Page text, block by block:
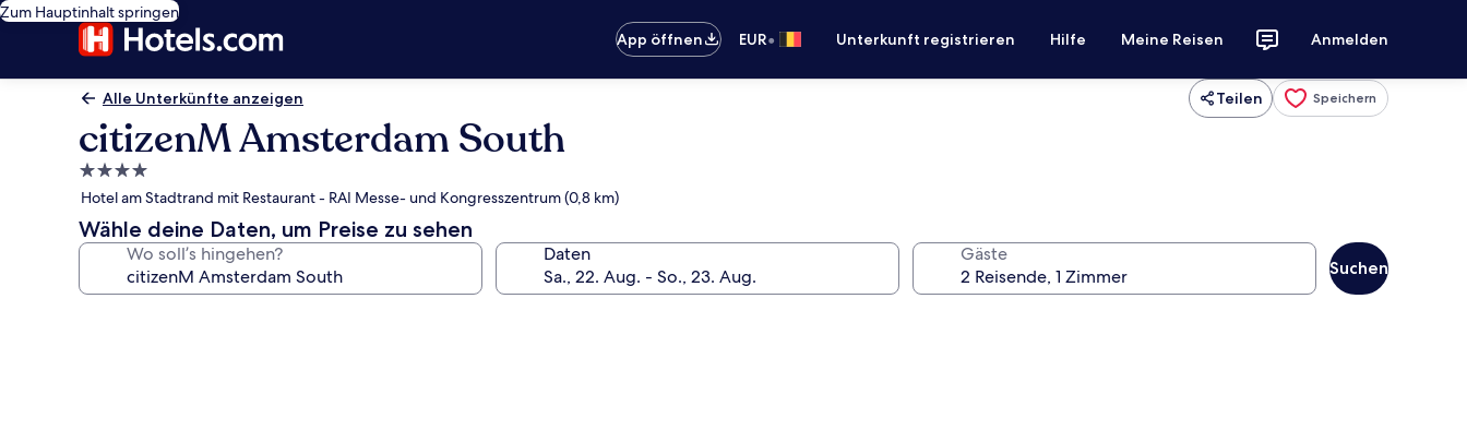
Zum Hauptinhalt springen
App öffnen
EUR• Unterkunft registrieren Hilfe Meine Reisen Anmelden
Alle Unterkünfte anzeigen Teilen Speichern
citizenM Amsterdam South
4.0-
Sterne-
Unterkunft
Hotel am Stadtrand mit Restaurant - RAI Messe- und Kongresszentrum (0,8 km)
Wähle deine Daten, um Preise zu sehen
Wo soll’s hingehen? Daten Gäste
Suchen